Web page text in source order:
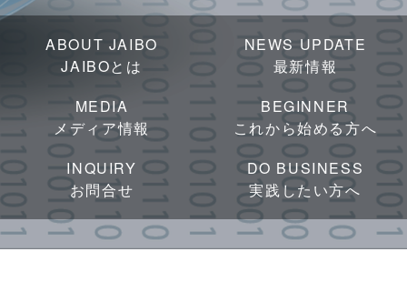
ABOUT JAIBO
JAIBOとは
NEWS UPDATE
最新情報
MEDIA
メディア情報
BEGINNER
これから始める方へ
INQUIRY
お問合せ
DO BUSINESS
実践したい方へ